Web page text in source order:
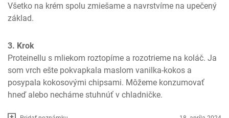
Všetko na krém spolu zmiešame a navrstvíme na upečený
základ.
3. Krok
Proteinellu s mliekom roztopíme a rozotrieme na koláč. Ja
som vrch ešte pokvapkala maslom vanilka-kokos a
posypala kokosovými chipsami. Môžeme konzumovať
hneď alebo necháme stuhnúť v chladničke.